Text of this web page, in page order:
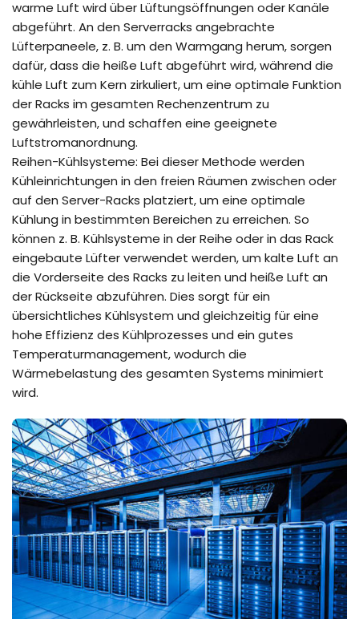
warme Luft wird über Lüftungsöffnungen oder Kanäle
abgeführt. An den Serverracks angebrachte
Lüfterpaneele, z. B. um den Warmgang herum, sorgen
dafür, dass die heiße Luft abgeführt wird, während die
kühle Luft zum Kern zirkuliert, um eine optimale Funktion
der Racks im gesamten Rechenzentrum zu
gewährleisten, und schaffen eine geeignete
Luftstromanordnung.
Reihen-Kühlsysteme: Bei dieser Methode werden
Kühleinrichtungen in den freien Räumen zwischen oder
auf den Server-Racks platziert, um eine optimale
Kühlung in bestimmten Bereichen zu erreichen. So
können z. B. Kühlsysteme in der Reihe oder in das Rack
eingebaute Lüfter verwendet werden, um kalte Luft an
die Vorderseite des Racks zu leiten und heiße Luft an
der Rückseite abzuführen. Dies sorgt für ein
übersichtliches Kühlsystem und gleichzeitig für eine
hohe Effizienz des Kühlprozesses und ein gutes
Temperaturmanagement, wodurch die
Wärmebelastung des gesamten Systems minimiert
wird.